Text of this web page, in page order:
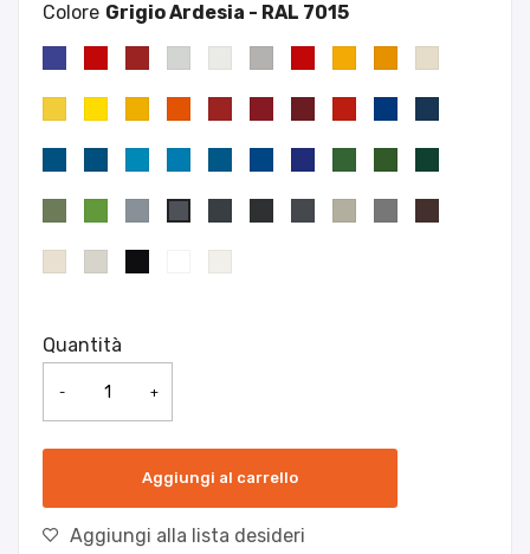
Colore
Quantità
- +
Aggiungi al carrello
Aggiungi alla lista desideri